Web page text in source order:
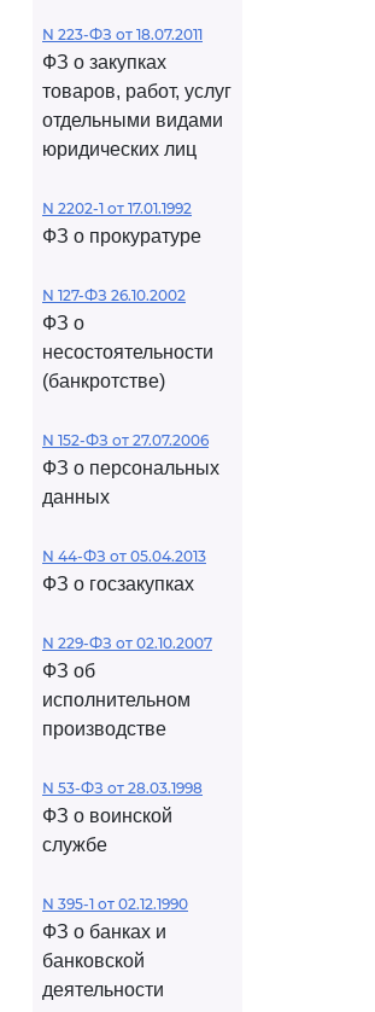
N 223-ФЗ от 18.07.2011
ФЗ о закупках
товаров, работ, услуг
отдельными видами
юридических лиц
N 2202-1 от 17.01.1992
ФЗ о прокуратуре
N 127-ФЗ 26.10.2002
ФЗ о
несостоятельности
(банкротстве)
N 152-ФЗ от 27.07.2006
ФЗ о персональных
данных
N 44-ФЗ от 05.04.2013
ФЗ о госзакупках
N 229-ФЗ от 02.10.2007
ФЗ об
исполнительном
производстве
N 53-ФЗ от 28.03.1998
ФЗ о воинской
службе
N 395-1 от 02.12.1990
ФЗ о банках и
банковской
деятельности